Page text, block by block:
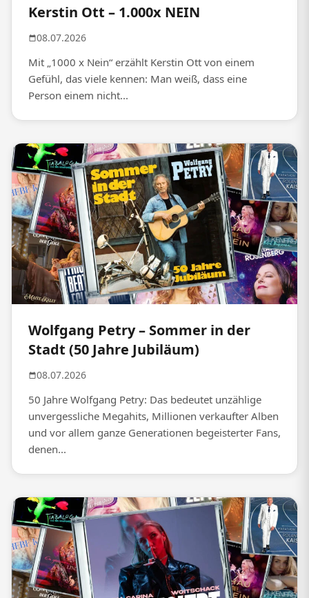
Kerstin Ott – 1.000x NEIN
08.07.2026
Mit „1000 x Nein“ erzählt Kerstin Ott von einem
Gefühl, das viele kennen: Man weiß, dass eine
Person einem nicht...
Wolfgang Petry – Sommer in der
Stadt (50 Jahre Jubiläum)
08.07.2026
50 Jahre Wolfgang Petry: Das bedeutet unzählige
unvergessliche Megahits, Millionen verkaufter Alben
und vor allem ganze Generationen begeisterter Fans,
denen...